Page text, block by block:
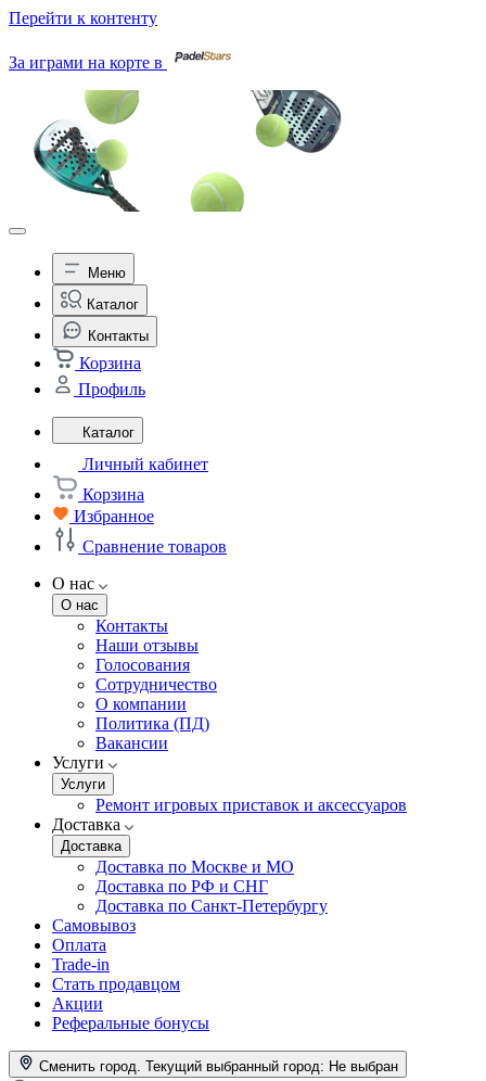
Перейти к контенту
За играми на корте в
Меню
Каталог
Контакты
Корзина
Профиль
Каталог
Личный кабинет
Корзина
Избранное
Сравнение товаров
О нас
О нас
Контакты
Наши отзывы
Голосования
Сотрудничество
О компании
Политика (ПД)
Вакансии
Услуги
Услуги
Ремонт игровых приставок и аксессуаров
Доставка
Доставка
Доставка по Москве и МО
Доставка по РФ и СНГ
Доставка по Санкт-Петербургу
Самовывоз
Оплата
Trade-in
Стать продавцом
Акции
Реферальные бонусы
Сменить город. Текущий выбранный город: Не выбран